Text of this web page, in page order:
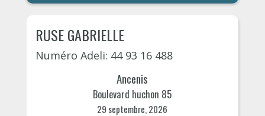
RUSE GABRIELLE
Numéro Adeli: 44 93 16 488
Ancenis
Boulevard huchon 85
29 septembre, 2026